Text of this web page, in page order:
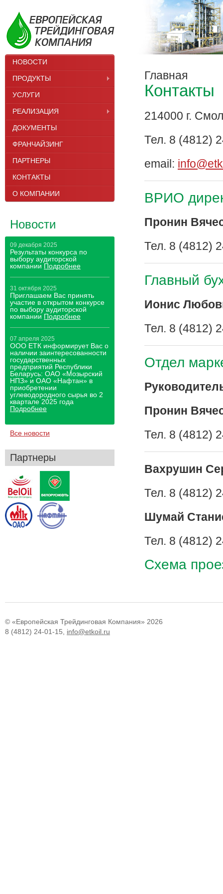
НОВОСТИ
ПРОДУКТЫ
УСЛУГИ
РЕАЛИЗАЦИЯ
ДОКУМЕНТЫ
ФРАНЧАЙЗИНГ
ПАРТНЕРЫ
КОНТАКТЫ
О КОМПАНИИ
Новости
Все новости
09 декабря 2025
Результаты конкурса по
выбору аудиторской
компании Подробнее
31 октября 2025
Приглашаем Вас принять
участие в открытом конкурсе
по выбору аудиторской
компании Подробнее
07 апреля 2025
ООО ЕТК информирует Вас о
наличии заинтересованности
государственных
предприятий Республики
Беларусь: ОАО «Мозырский
НПЗ» и ОАО «Нафтан» в
приобретении
углеводородного сырья во 2
квартале 2025 года
Подробнее
Партнеры
Главная
Контакты
214000 г.
Тел. 8 (4812)
email:
ВРИО
Пронин
Тел. 8 (4812)
Главный
Ионис
Тел. 8 (4812)
Отдел
Пронин
Тел. 8 (4812)
Вахрушин
Тел. 8 (4812)
Шумай
Тел. 8 (4812)
Схема
© «Европейская Трейдинговая Компания» 2026
8 (4812) 24-01-15, info@etkoil.ru